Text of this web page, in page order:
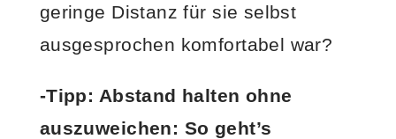
geringe Distanz für sie selbst
ausgesprochen komfortabel war?
-Tipp: Abstand halten ohne
auszuweichen: So geht’s